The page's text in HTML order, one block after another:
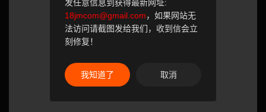
发任意信息到获得最新网址:
18jmcom@gmail.com，如果网站无
法访问请截图发给我们，收到信会立
刻修复！
我知道了 取消